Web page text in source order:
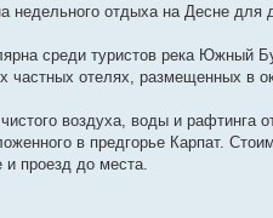
недельного отдыха на Десне для
среди туристов река Южный
частных отелях, размещенных в
воздуха, воды и рафтинга
в предгорье Карпат.
и проезд до места.